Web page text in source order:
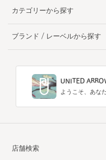
カテゴリーから探す
ブランド / レーベルから探す
UNITED
ようこそ、あな
店舗検索